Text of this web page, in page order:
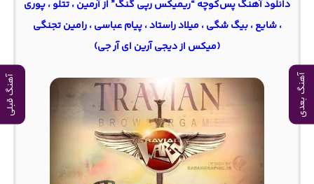
آهنگ بعدی آهنگ قبلی
دانلود آهنگ پس‌کوچه “ریمیکس رپی گنگ” از آرمین ، تتلو ، پوری
، شایع ، بیگ شگی ، میلاد راستاد ، پیام عباسی ، رامین تجنگی
(میکس از دیجی آرین ای آر جی)